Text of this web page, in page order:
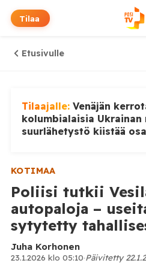
Tilaa
Etusivulle
Tilaajalle: Venäjän
kolumbialaisia Ukrainan
suurlähetystö kiistää
KOTIMAA
Poliisi tutkii
autopaloja –
sytytetty
Juha Korhonen
23.1.2026 klo 05:10·Päivitetty